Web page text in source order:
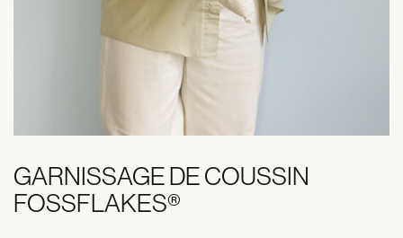
GARNISSAGE DE COUSSIN
FOSSFLAKES®